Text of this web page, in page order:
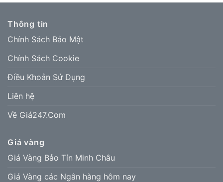
Thông tin
Chính Sách Bảo Mật
Chính Sách Cookie
Điều Khoản Sử Dụng
Liên hệ
Về Giá247.Com
Giá vàng
Giá Vàng Bảo Tín Minh Châu
Giá Vàng các Ngân hàng hôm nay